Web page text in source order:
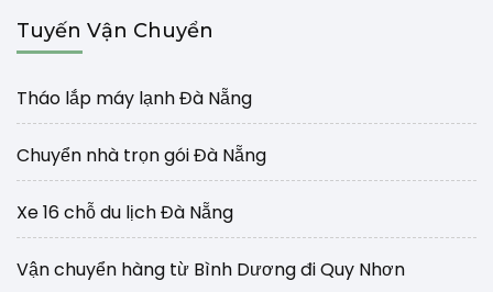
Tuyến Vận Chuyển
Tháo lắp máy lạnh Đà Nẵng
Chuyển nhà trọn gói Đà Nẵng
Xe 16 chỗ du lịch Đà Nẵng
Vận chuyển hàng từ Bình Dương đi Quy Nhơn